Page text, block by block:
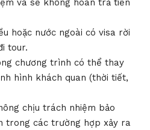
và sẽ không hoàn trả tiền
hoặc nước ngoài có visa rời
tour.
chương trình có thể thay
hình khách quan (thời tiết,
chịu trách nhiệm bảo
trong các trường hợp xảy ra